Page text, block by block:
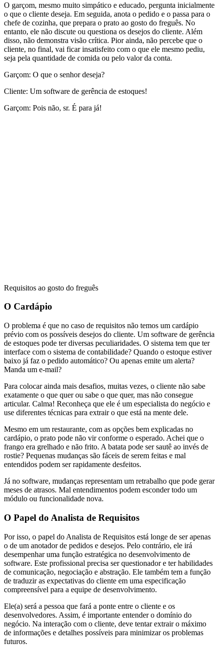
O garçom, mesmo muito simpático e educado, pergunta inicialmente
o que o cliente deseja. Em seguida, anota o pedido e o passa para o
chefe de cozinha, que prepara o prato ao gosto do freguês. No
entanto, ele não discute ou questiona os desejos do cliente. Além
disso, não demonstra visão crítica. Pior ainda, não percebe que o
cliente, no final, vai ficar insatisfeito com o que ele mesmo pediu,
seja pela quantidade de comida ou pelo valor da conta.
Garçom: O que o senhor deseja?
Cliente: Um software de gerência de estoques!
Garçom: Pois não, sr. É para já!
Requisitos ao gosto do freguês
O Cardápio
O problema é que no caso de requisitos não temos um cardápio
prévio com os possíveis desejos do cliente. Um software de gerência
de estoques pode ter diversas peculiaridades. O sistema tem que ter
interface com o sistema de contabilidade? Quando o estoque estiver
baixo já faz o pedido automático? Ou apenas emite um alerta?
Manda um e-mail?
Para colocar ainda mais desafios, muitas vezes, o cliente não sabe
exatamente o que quer ou sabe o que quer, mas não consegue
articular. Calma! Reconheça que ele é um especialista do negócio e
use diferentes técnicas para extrair o que está na mente dele.
Mesmo em um restaurante, com as opções bem explicadas no
cardápio, o prato pode não vir conforme o esperado. Achei que o
frango era grelhado e não frito. A batata pode ser sautê ao invés de
rostie? Pequenas mudanças são fáceis de serem feitas e mal
entendidos podem ser rapidamente desfeitos.
Já no software, mudanças representam um retrabalho que pode gerar
meses de atrasos. Mal entendimentos podem esconder todo um
módulo ou funcionalidade nova.
O Papel do Analista de Requisitos
Por isso, o papel do Analista de Requisitos está longe de ser apenas
o de um anotador de pedidos e desejos. Pelo contrário, ele irá
desempenhar uma função estratégica no desenvolvimento de
software. Este profissional precisa ser questionador e ter habilidades
de comunicação, negociação e abstração. Ele também tem a função
de traduzir as expectativas do cliente em uma especificação
compreensível para a equipe de desenvolvimento.
Ele(a) será a pessoa que fará a ponte entre o cliente e os
desenvolvedores. Assim, é importante entender o domínio do
negócio. Na interação com o cliente, deve tentar extrair o máximo
de informações e detalhes possíveis para minimizar os problemas
futuros.